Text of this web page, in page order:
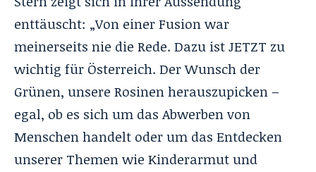
enttäuscht: „Von einer Fusion war
meinerseits nie die Rede. Dazu ist JETZT zu
wichtig für Österreich. Der Wunsch der
Grünen, unsere Rosinen herauszupicken –
egal, ob es sich um das Abwerben von
Menschen handelt oder um das Entdecken
unserer Themen wie Kinderarmut und